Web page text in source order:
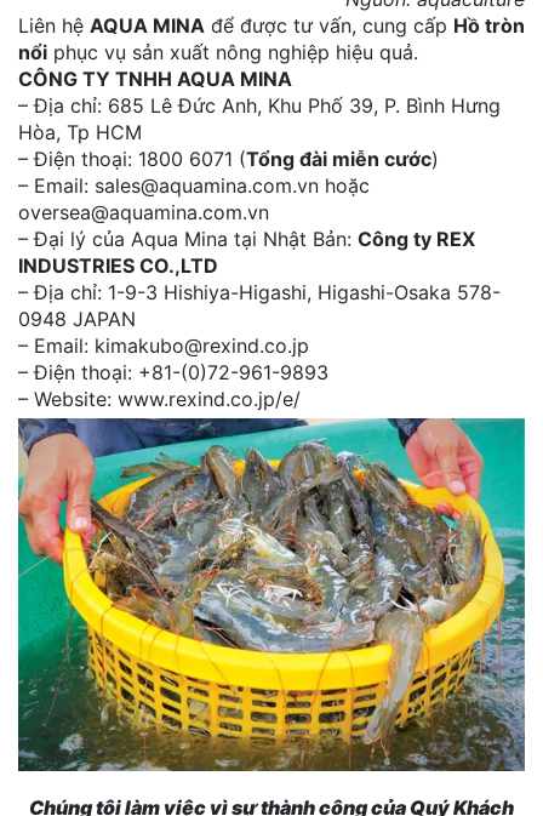
Liên hệ AQUA MINA để được tư vấn, cung cấp Hồ tròn
nổi phục vụ sản xuất nông nghiệp hiệu quả.
CÔNG TY TNHH AQUA MINA
– Địa chỉ: 685 Lê Đức Anh, Khu Phố 39, P. Bình Hưng
Hòa, Tp HCM
– Điện thoại: 1800 6071 (Tổng đài miễn cước)
– Email: sales@aquamina.com.vn hoặc
oversea@aquamina.com.vn
– Đại lý của Aqua Mina tại Nhật Bản: Công ty REX
INDUSTRIES CO.,LTD
– Địa chỉ: 1-9-3 Hishiya-Higashi, Higashi-Osaka 578-
0948 JAPAN
– Email: kimakubo@rexind.co.jp
– Điện thoại: +81-(0)72-961-9893
– Website: www.rexind.co.jp/e/
Chúng tôi làm việc vì sự thành công của Quý Khách